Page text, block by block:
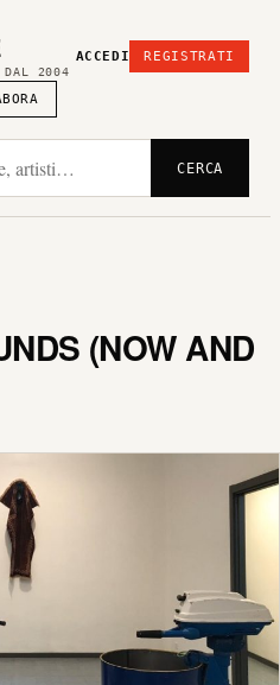
DAL 2004
ACCEDI REGISTRATI
CERCA
(NOW AND